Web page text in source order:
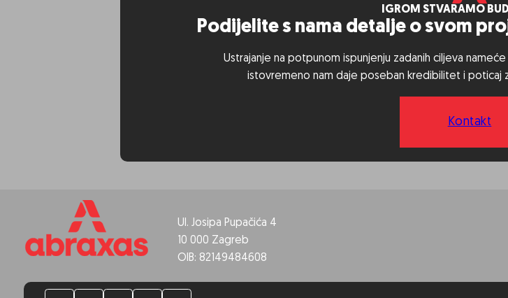
IGROM STVARAMO
Podijelite s nama detalje o svom
Ustrajanje na potpunom ispunjenju zadanih ciljeva
istovremeno nam daje poseban kredibilitet i poticaj
Kontakt
Ul. Josipa Pupačića 4
10 000 Zagreb
OIB: 82149484608